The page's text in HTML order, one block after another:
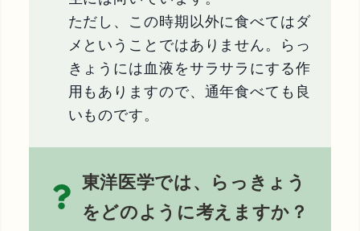
ただし、この時期以外に食べてはダ
メということではありません。らっ
きょうには血液をサラサラにする作
用もありますので、通年食べても良
いものです。
東洋医学では、らっきょう
をどのように考えますか？